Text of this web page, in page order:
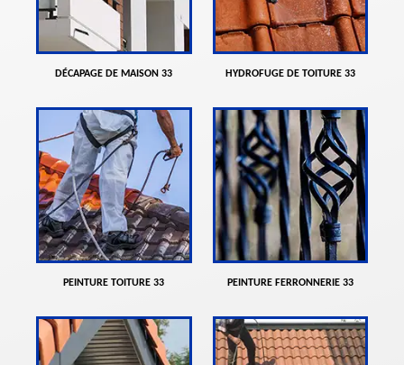
DÉCAPAGE DE MAISON 33 HYDROFUGE DE TOITURE 33
PEINTURE TOITURE 33 PEINTURE FERRONNERIE 33